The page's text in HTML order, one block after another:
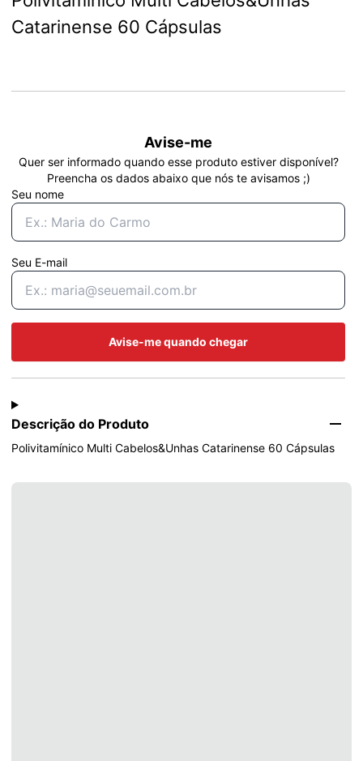
Catarinense 60 Cápsulas
Avise-me
Quer ser informado quando esse produto estiver disponível?
Preencha os dados abaixo que nós te avisamos ;)
Seu nome
Seu E-mail
Avise-me quando chegar
Descrição do Produto
Polivitamínico Multi Cabelos&Unhas Catarinense 60 Cápsulas